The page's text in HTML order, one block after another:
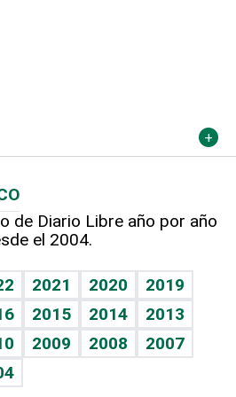
de Diario Libre año por año
el 2004.
2021 2020
2019
2015 2014
2013
2009 2008
2007